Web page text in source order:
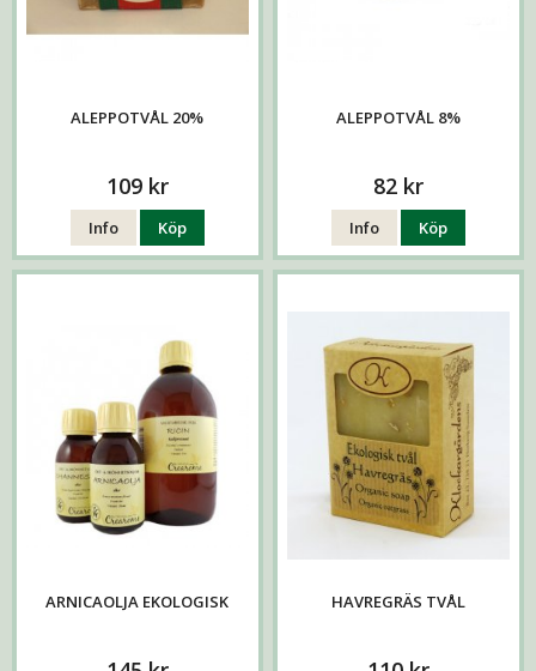
ALEPPOTVÅL 20%
109 kr
Info Köp
ALEPPOTVÅL 8%
82 kr
Info Köp
ARNICAOLJA EKOLOGISK HAVREGRÄS TVÅL